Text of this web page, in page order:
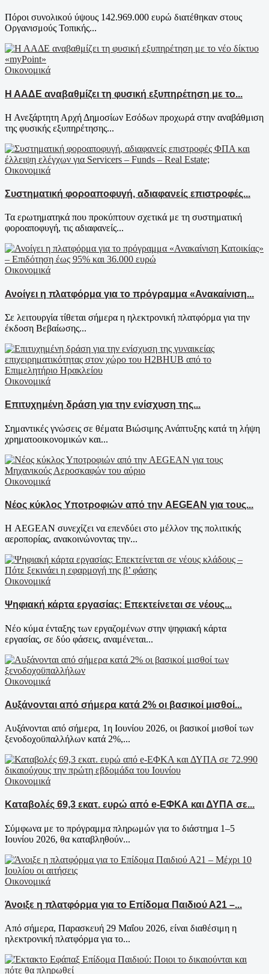
Πόροι συνολικού ύψους 142.969.000 ευρώ διατέθηκαν στους
Οργανισμούς Τοπικής...
Οικονομικά
Η ΑΑΔΕ αναβαθμίζει τη φυσική εξυπηρέτηση με το...
Η Ανεξάρτητη Αρχή Δημοσίων Εσόδων προχωρά στην αναβάθμιση
της φυσικής εξυπηρέτησης...
Οικονομικά
Συστηματική φοροαποφυγή, αδιαφανείς επιστροφές...
Τα ερωτηματηκά που προκύπτουν σχετικά με τη συστηματική
φοροαποφυγή, τις αδιαφανείς...
Οικονομικά
Ανοίγει η πλατφόρμα για το πρόγραμμα «Ανακαίνιση...
Σε λειτουργία τίθεται σήμερα η ηλεκτρονική πλατφόρμα για την
έκδοση Βεβαίωσης...
Οικονομικά
Επιτυχημένη δράση για την ενίσχυση της...
Σημαντικές γνώσεις σε θέματα Βιώσιμης Ανάπτυξης κατά τη λήψη
χρηματοοικονομικών και...
Οικονομικά
Νέος κύκλος Υποτροφιών από την AEGEAN για τους...
Η AEGEAN συνεχίζει να επενδύει στο μέλλον της πολιτικής
αεροπορίας, ανακοινώνοντας την...
Οικονομικά
Ψηφιακή κάρτα εργασίας: Επεκτείνεται σε νέους...
Νέο κύμα ένταξης των εργαζομένων στην ψηφιακή κάρτα
εργασίας, σε δύο φάσεις, αναμένεται...
Οικονομικά
Aυξάνονται από σήμερα κατά 2% οι βασικοί μισθοί...
Αυξάνονται από σήμερα, 1η Ιουνίου 2026, οι βασικοί μισθοί των
ξενοδοχοϋπαλλήλων κατά 2%,...
Οικονομικά
Καταβολές 69,3 εκατ. ευρώ από e-ΕΦΚΑ και ΔΥΠΑ σε...
Σύμφωνα με το πρόγραμμα πληρωμών για το διάστημα 1–5
Ιουνίου 2026, θα καταβληθούν...
Οικονομικά
Άνοιξε η πλατφόρμα για το Επίδομα Παιδιού Α21 –...
Από σήμερα, Παρασκευή 29 Μαΐου 2026, είναι διαθέσιμη η
ηλεκτρονική πλατφόρμα για το...